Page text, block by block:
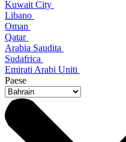
Kuwait City
Libano
Oman
Qatar
Arabia Saudita
Sudafrica
Emirati Arabi Uniti
Paese